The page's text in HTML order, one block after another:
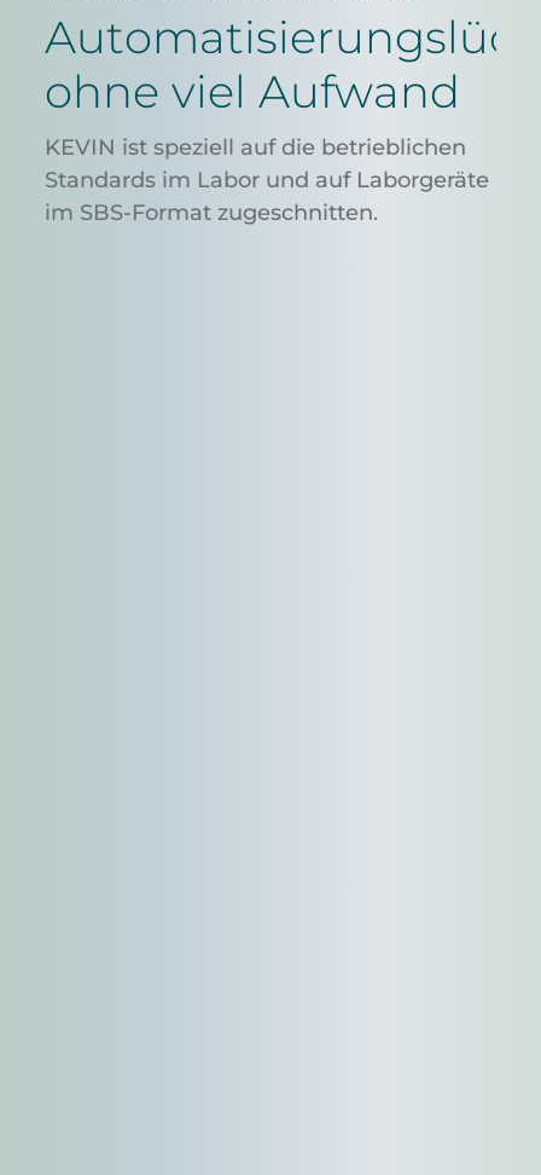
ohne viel Aufwand
KEVIN ist speziell auf die betrieblichen
Standards im Labor und auf Laborgeräte
im SBS-Format zugeschnitten.